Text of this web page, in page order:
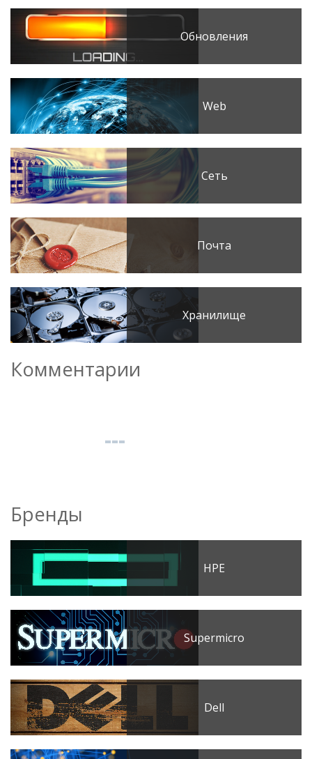
Обновления
Web
Сеть
Почта
Хранилище
Комментарии
Бренды
HPE
Supermicro
Dell